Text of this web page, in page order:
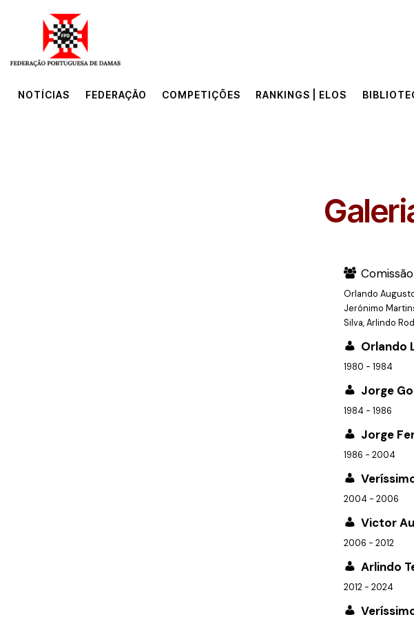
NOTÍCIAS
NOTÍCIAS FEDERAÇÃO COMPETIÇÕES RANKINGS | ELOS
Orlando
Jerónimo
Silva, Arlindo
Orlando
1980 - 1984
Jorge
1984 - 1986
Jorge
1986 - 2004
2004 - 2006
Victor
2006 - 2012
Arlindo
2012 - 2024